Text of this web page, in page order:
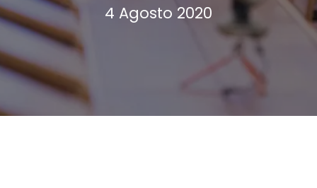
4 Agosto 2020